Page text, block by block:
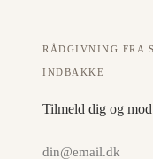
RÅDGIVNING FRA
INDBAKKE
Tilmeld dig og